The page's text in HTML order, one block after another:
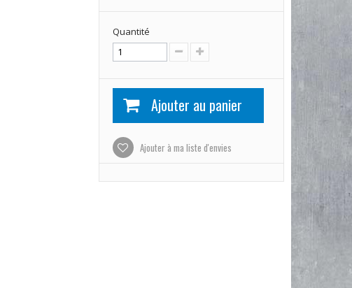
Quantité
Ajouter au panier
Ajouter à ma liste d'envies